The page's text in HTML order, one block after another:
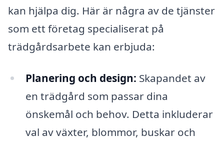
kan hjälpa dig. Här är några av de tjänster
som ett företag specialiserat på
trädgårdsarbete kan erbjuda:
Planering och design: Skapandet av
en trädgård som passar dina
önskemål och behov. Detta inkluderar
val av växter, blommor, buskar och